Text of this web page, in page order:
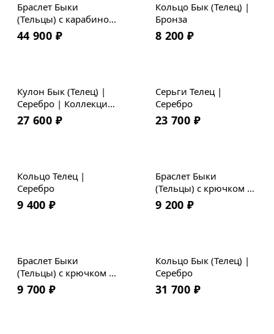
Браслет Быки
(Тельцы) с карабином
| Серебро | Премиум
кожа
44 900 ₽
Кольцо Бык (Телец) |
Бронза
8 200 ₽
Кулон Бык (Телец) |
Серебро | Коллекция
Geometry
27 600 ₽
Новинка
Серьги Телец |
Серебро
23 700 ₽
Кольцо Телец |
Серебро
9 400 ₽
Браслет Быки
(Тельцы) с крючком |
Бронза | Премиум
кожа
9 200 ₽
Браслет Быки
(Тельцы) с крючком |
Мельхиор | Плетеная
кожа
9 700 ₽
Кольцо Бык (Телец) |
Серебро
31 700 ₽